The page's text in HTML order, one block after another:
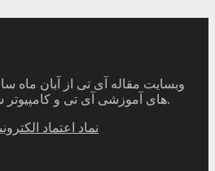
های آموزشی آی تی و کامپیوتر شروع به فعالیت کرده است.